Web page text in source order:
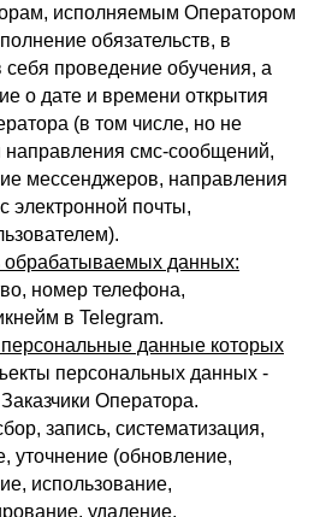
исполняемым Оператором
обязательств, в
себя проведение обучения, а
о дате и времени открытия
(в том числе, но не
направления смс-сообщений,
мессенджеров, направления
электронной почты,
обрабатываемых данных:
номер телефона,
в Telegram.
персональные данные которых
персональных данных -
Оператора.
запись, систематизация,
уточнение (обновление,
использование,
удаление,